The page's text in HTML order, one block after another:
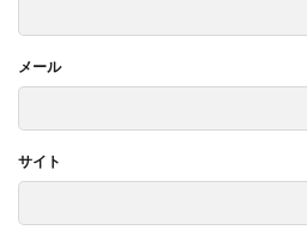
メール
サイト